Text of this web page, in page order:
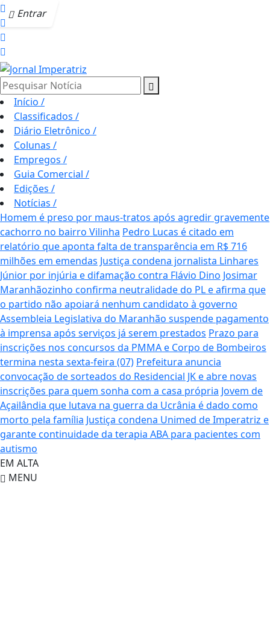
Entrar
Pesquisar Notícia
Início /
Classificados /
Diário Eletrônico /
Colunas /
Empregos /
Guia Comercial /
Edições /
Notícias /
Homem é preso por maus-tratos após agredir gravemente
cachorro no bairro Vilinha Pedro Lucas é citado em
relatório que aponta falta de transparência em R$ 716
milhões em emendas Justiça condena jornalista Linhares
Júnior por injúria e difamação contra Flávio Dino Josimar
Maranhãozinho confirma neutralidade do PL e afirma que
o partido não apoiará nenhum candidato à governo
Assembleia Legislativa do Maranhão suspende pagamento
à imprensa após serviços já serem prestados Prazo para
inscrições nos concursos da PMMA e Corpo de Bombeiros
termina nesta sexta-feira (07) Prefeitura anuncia
convocação de sorteados do Residencial JK e abre novas
inscrições para quem sonha com a casa própria Jovem de
Açailândia que lutava na guerra da Ucrânia é dado como
morto pela família Justiça condena Unimed de Imperatriz e
garante continuidade da terapia ABA para pacientes com
autismo
EM ALTA
MENU